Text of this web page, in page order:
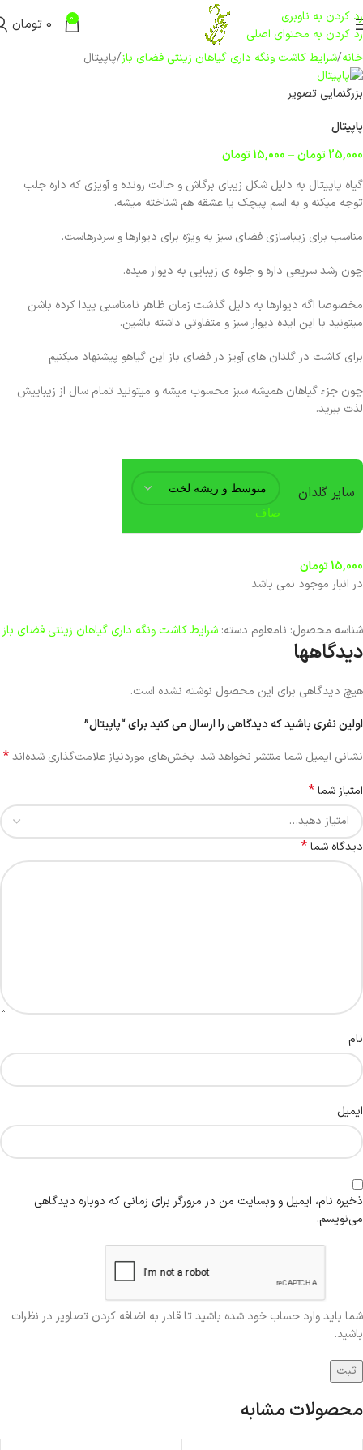
رد کردن به ناوبری
رد کردن به محتوای اصلی
0
0 تومان
خانه شرایط کاشت ونگه داری گیاهان زینتی فضای باز پاپیتال
بزرگنمایی تصویر
پاپیتال
25,000تومان–
15,000تومان
گیاه پاپیتال به دلیل شکل زیبای برگاش و حالت رونده و آویزی که داره جلب
توجه میکنه و به اسم پیچک یا عشقه هم شناخته میشه.
مناسب برای زیباسازی فضای سبز به ویژه برای دیوارها و سردرهاست.
چون رشد سریعی داره و جلوه ی زیبایی به دیوار میده.
مخصوصا اگه دیوارها به دلیل گذشت زمان ظاهر نامناسبی پیدا کرده باشن
میتونید با این ایده دیوار سبز و متفاوتی داشته باشین.
برای کاشت در گلدان های آویز در فضای باز این گیاهو پیشنهاد میکنیم
چون جزء گیاهان همیشه سبز محسوب میشه و میتونید تمام سال از زیباییش
لذت ببرید.
سایر گلدان
صاف
15,000تومان
در انبار موجود نمی باشد
شناسه محصول: نامعلوم دسته: شرایط کاشت ونگه داری گیاهان زینتی فضای باز
دیدگاهها
هیچ دیدگاهی برای این محصول نوشته نشده است.
اولین نفری باشید که دیدگاهی را ارسال می کنید برای “پاپیتال”
نشانی ایمیل شما منتشر نخواهد شد. بخش‌های موردنیاز علامت‌گذاری شده‌اند*
امتیاز شما*
دیدگاه شما*
نام
ایمیل
ذخیره نام، ایمیل و وبسایت من در مرورگر برای زمانی که دوباره دیدگاهی
می‌نویسم.
شما باید وارد حساب خود شده باشید تا قادر به اضافه کردن تصاویر در نظرات
باشید.
محصولات مشابه